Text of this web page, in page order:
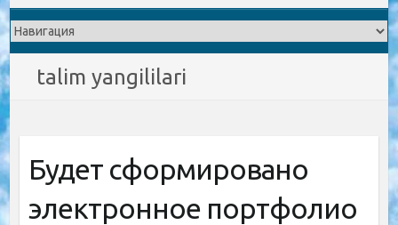
talim yangililari
Будет сформировано
электронное портфолио